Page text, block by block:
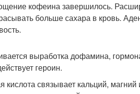
кофеина завершилось.
больше сахара в кровь.
выработка дофамина,
героин.
связывает кальций,